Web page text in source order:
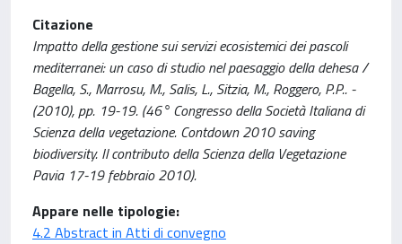
Citazione
Impatto della gestione sui servizi ecosistemici dei pascoli
mediterranei: un caso di studio nel paesaggio della dehesa /
Bagella, S., Marrosu, M., Salis, L., Sitzia, M., Roggero, P.P.. -
(2010), pp. 19-19. (46° Congresso della Società Italiana di
Scienza della vegetazione. Contdown 2010 saving
biodiversity. Il contributo della Scienza della Vegetazione
Pavia 17-19 febbraio 2010).
Appare nelle tipologie:
4.2 Abstract in Atti di convegno